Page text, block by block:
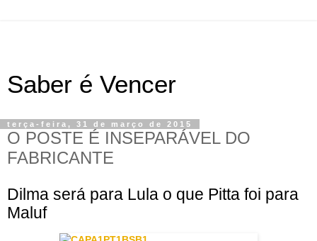
Saber é Vencer
terça-feira, 31 de março de 2015
O POSTE É INSEPARÁVEL DO
FABRICANTE
Dilma será para Lula o que Pitta foi para
Maluf